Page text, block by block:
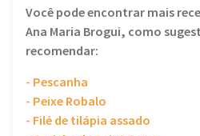
Você pode encontrar mais
Ana Maria Brogui, como
recomendar:
- Pescanha
- Peixe Robalo
- Filé de tilápia assado